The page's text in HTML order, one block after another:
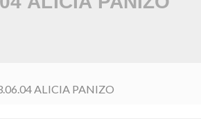
ALICIA PANIZO